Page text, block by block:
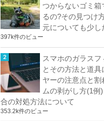
つからないゴミ箱
るの?その見つけ
元についても少し
397k件のビュー
スマホのガラス
とその方法と道
ヤーの注意点と
ムの剥がし方(1例
合の対処方法について
353.2k件のビュー